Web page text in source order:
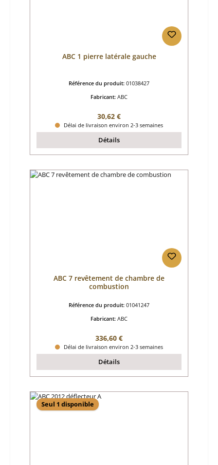
ABC 1 pierre latérale gauche
Référence du produit: 01038427
Fabricant: ABC
Prix régulier :
30,62 €
Délai de livraison environ 2-3 semaines
Détails
ABC 7 revêtement de chambre de
combustion
Référence du produit: 01041247
Fabricant: ABC
Prix régulier :
336,60 €
Délai de livraison environ 2-3 semaines
Détails
Seul 1 disponible